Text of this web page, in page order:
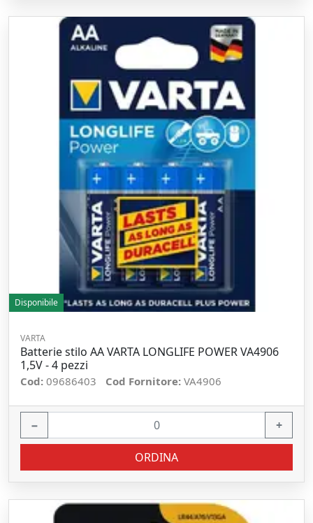
Disponibile
VARTA
Batterie stilo AA VARTA LONGLIFE POWER VA4906
1,5V - 4 pezzi
Cod: 09686403 Cod Fornitore: VA4906
− +
ORDINA